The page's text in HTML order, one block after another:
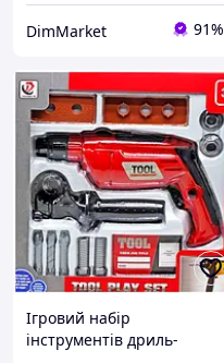
DimMarket 91%
Ігровий набір
інструментів дриль-